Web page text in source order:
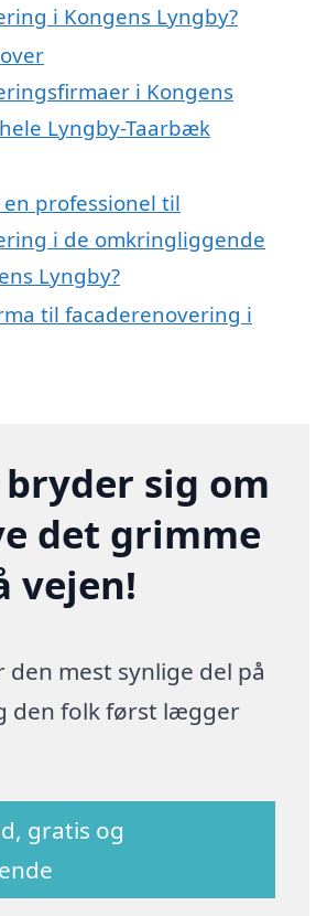
i Kongens Lyngby?
i Kongens
Lyngby-Taarbæk
en professionel til
i de omkringliggende
Lyngby?
til facaderenovering i
sig om
det grimme
vejen!
den mest synlige del på
den folk først lægger
gratis og